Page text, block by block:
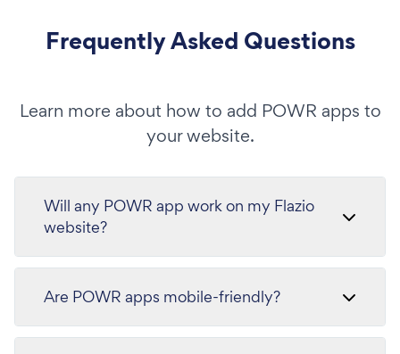
Frequently Asked Questions
Learn more about how to add POWR apps to
your website.
Will any POWR app work on my Flazio
website?
Are POWR apps mobile-friendly?